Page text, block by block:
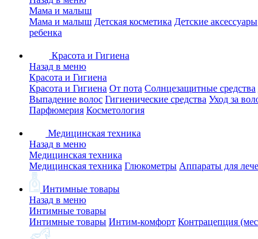
Мама и малыш
Мама и малыш Детская косметика Детские аксессуары
ребенка
Красота и Гигиена
Назад в меню
Красота и Гигиена
Красота и Гигиена От пота Солнцезащитные средства
Выпадение волос Гигиенические средства Уход за
Парфюмерия Косметология
Медицинская техника
Назад в меню
Медицинская техника
Медицинская техника Глюкометры Аппараты для
Интимные товары
Назад в меню
Интимные товары
Интимные товары Интим-комфорт Контрацепция